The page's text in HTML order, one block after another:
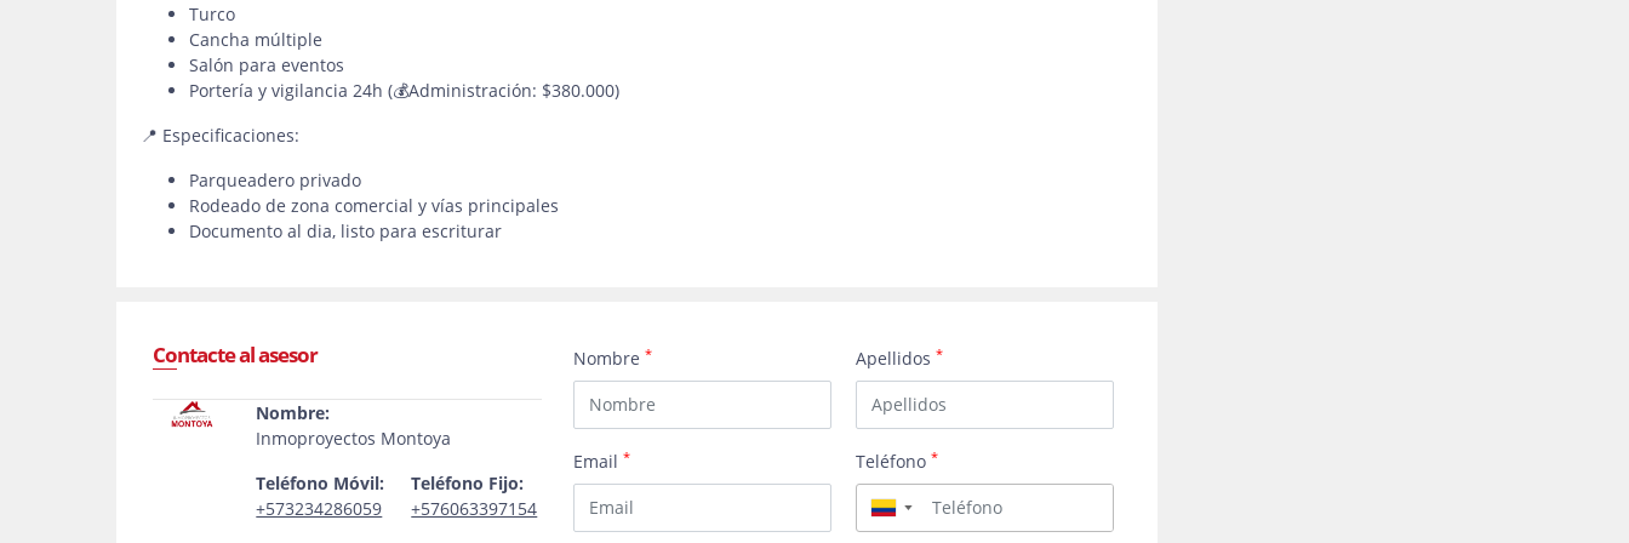
Turco
Cancha múltiple
Salón para eventos
Portería y vigilancia 24h (💰Administración: $380.000)
📍 Especificaciones:
Parqueadero privado
Rodeado de zona comercial y vías principales
Documento al dia, listo para escriturar
Contacte al asesor
Nombre:
Inmoproyectos Montoya
Teléfono Móvil:
+573234286059
Teléfono Fijo:
+576063397154
Nombre* Apellidos*
Email* Teléfono*
▼